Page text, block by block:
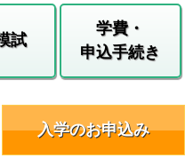
試
学費・
申込手続き
入学のお申込み